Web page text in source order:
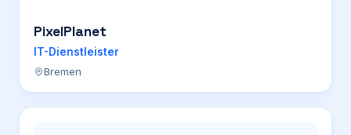
PixelPlanet
IT-Dienstleister
Bremen